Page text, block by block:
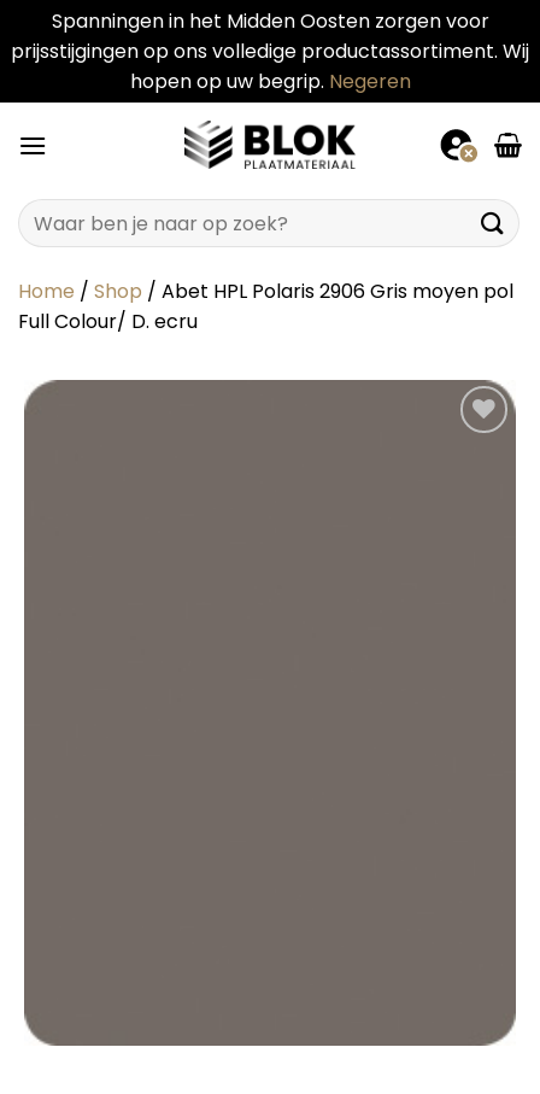
Spanningen in het Midden Oosten zorgen voor
prijsstijgingen op ons volledige productassortiment. Wij
hopen op uw begrip. Negeren
naar
Zoeken
naar:
Home / Shop / Abet HPL Polaris 2906 Gris moyen pol
Full Colour/ D. ecru